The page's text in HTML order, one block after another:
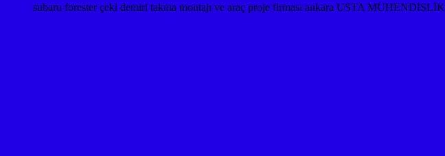
subaru forester çeki demiri takma montajı ve araç proje firması ankara USTA MÜHENDİSLİK